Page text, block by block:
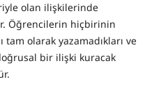
olan ilişkilerinde
Öğrencilerin hiçbirinin
olarak yazamadıkları ve
bir ilişki kuracak